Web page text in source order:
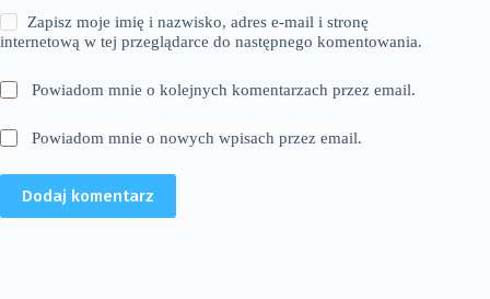
Zapisz moje imię i nazwisko, adres e-mail i stronę
internetową w tej przeglądarce do następnego komentowania.
Powiadom mnie o kolejnych komentarzach przez email.
Powiadom mnie o nowych wpisach przez email.
Dodaj komentarz